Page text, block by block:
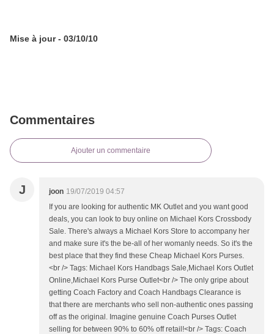
Mise à jour - 03/10/10
Commentaires
Ajouter un commentaire
J joon 19/07/2019 04:57
If you are looking for authentic MK Outlet and you want good
deals, you can look to buy online on Michael Kors Crossbody
Sale. There's always a Michael Kors Store to accompany her
and make sure it's the be-all of her womanly needs. So it's the
best place that they find these Cheap Michael Kors Purses.
<br /> Tags: Michael Kors Handbags Sale,Michael Kors Outlet
Online,Michael Kors Purse Outlet<br /> The only gripe about
getting Coach Factory and Coach Handbags Clearance is
that there are merchants who sell non-authentic ones passing
off as the original. Imagine genuine Coach Purses Outlet
selling for between 90% to 60% off retail!<br /> Tags: Coach